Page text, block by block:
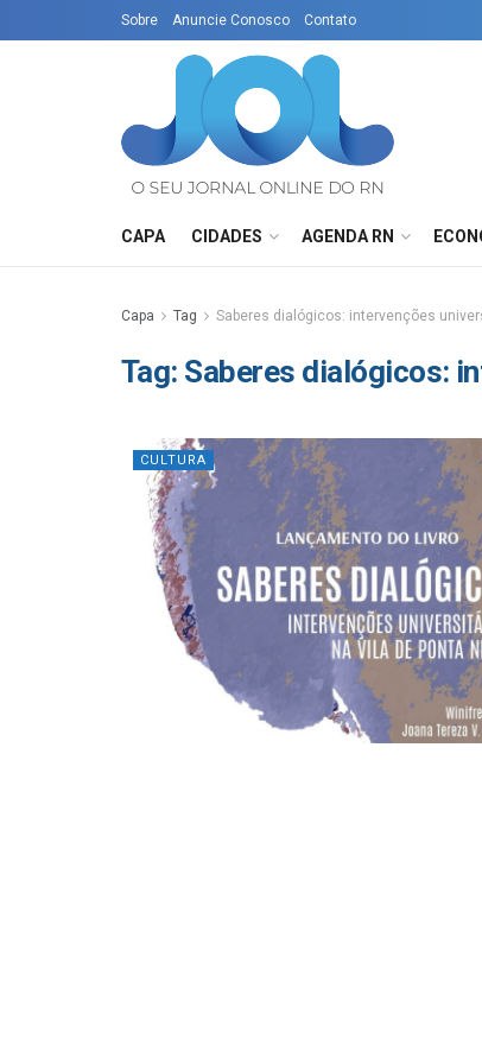
Sobre Anuncie Conosco Contato
CAPA CIDADES AGENDA RN
Capa Tag Saberes dialógicos: intervenções
Tag: Saberes dialógicos:
CULTURA